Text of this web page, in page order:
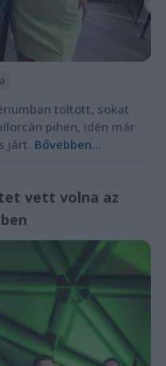
töltött, sokat
pihen, idén már
járt. Bővebben...
vett volna az